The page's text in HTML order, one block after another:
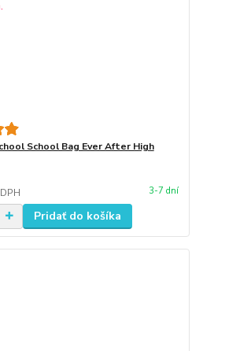
School Bag Ever After High
3-7 dní
Pridať do košíka